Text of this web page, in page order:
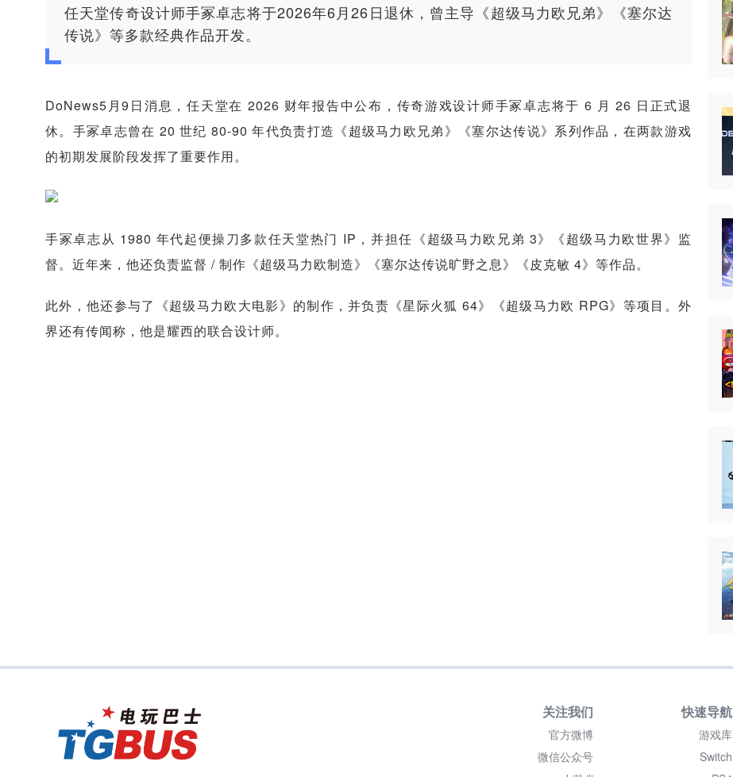
任天堂传奇设计师手冢卓志将于2026年6月26日退休，曾主导《超级马力欧兄弟》《塞尔达
传说》等多款经典作品开发。
DoNews5月9日消息，任天堂在 2026 财年报告中公布，传奇游戏设计师手冢卓志将于 6 月 26 日正式退
休。手冢卓志曾在 20 世纪 80-90 年代负责打造《超级马力欧兄弟》《塞尔达传说》系列作品，在两款游戏
的初期发展阶段发挥了重要作用。
手冢卓志从 1980 年代起便操刀多款任天堂热门 IP，并担任《超级马力欧兄弟 3》《超级马力欧世界》监
督。近年来，他还负责监督 / 制作《超级马力欧制造》《塞尔达传说旷野之息》《皮克敏 4》等作品。
此外，他还参与了《超级马力欧大电影》的制作，并负责《星际火狐 64》《超级马力欧 RPG》等项目。外
界还有传闻称，他是耀西的联合设计师。
关注我们
官方微博
微信公众号
快速导航
游戏库
Switch